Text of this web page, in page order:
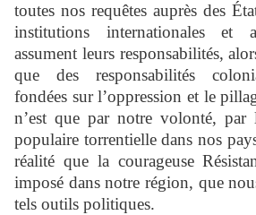
toutes nos requêtes auprès des
institutions internationales et
assument leurs responsabilités,
que des responsabilités
fondées sur l’oppression et le
n’est que par notre volonté, par
populaire torrentielle dans nos
réalité que la courageuse
imposé dans notre région, que
tels outils politiques.